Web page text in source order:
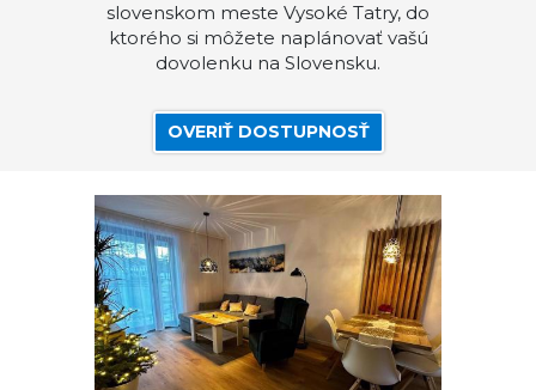
slovenskom meste Vysoké Tatry, do
ktorého si môžete naplánovať vašú
dovolenku na Slovensku.
OVERIŤ DOSTUPNOSŤ